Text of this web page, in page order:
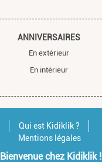
ANNIVERSAIRES
En extérieur
En intérieur
Qui est Kidiklik ?
Mentions légales
Bienvenue chez Kidiklik !